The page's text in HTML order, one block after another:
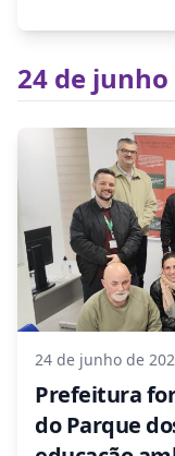
24 de junho
24 de junho de
Prefeitura
do Parque